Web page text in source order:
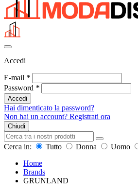
Accedi
E-mail *
Password *
Accedi
Hai dimenticato la password?
Non hai un account? Registrati ora
Chiudi
Cerca in: Tutto Donna Uomo
Home
Brands
GRUNLAND